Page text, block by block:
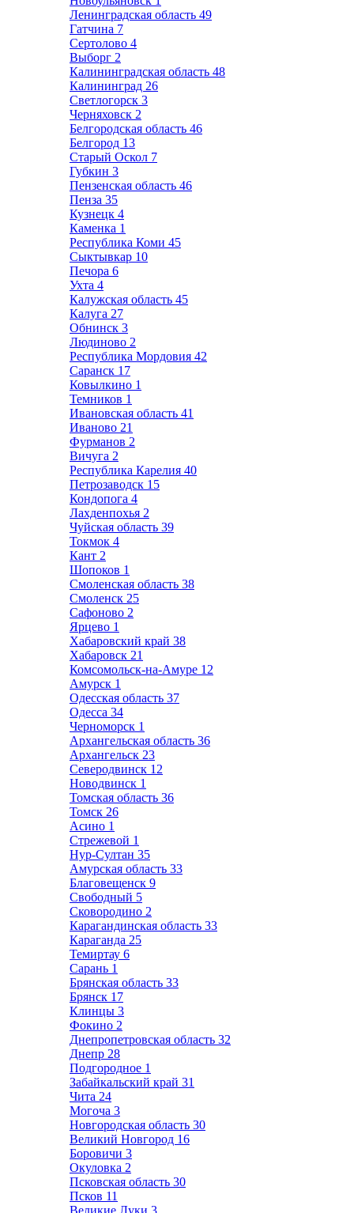
Ленинградская область 49
Гатчина 7
Сертолово 4
Выборг 2
Калининградская область 48
Калининград 26
Светлогорск 3
Черняховск 2
Белгородская область 46
Белгород 13
Старый Оскол 7
Губкин 3
Пензенская область 46
Пенза 35
Кузнецк 4
Каменка 1
Республика Коми 45
Сыктывкар 10
Печора 6
Ухта 4
Калужская область 45
Калуга 27
Обнинск 3
Людиново 2
Республика Мордовия 42
Саранск 17
Ковылкино 1
Темников 1
Ивановская область 41
Иваново 21
Фурманов 2
Вичуга 2
Республика Карелия 40
Петрозаводск 15
Кондопога 4
Лахденпохья 2
Чуйская область 39
Токмок 4
Кант 2
Шопоков 1
Смоленская область 38
Смоленск 25
Сафоново 2
Ярцево 1
Хабаровский край 38
Хабаровск 21
Комсомольск-на-Амуре 12
Амурск 1
Одесская область 37
Одесса 34
Черноморск 1
Архангельская область 36
Архангельск 23
Северодвинск 12
Новодвинск 1
Томская область 36
Томск 26
Асино 1
Стрежевой 1
Нур-Султан 35
Амурская область 33
Благовещенск 9
Свободный 5
Сковородино 2
Карагандинская область 33
Караганда 25
Темиртау 6
Сарань 1
Брянская область 33
Брянск 17
Клинцы 3
Фокино 2
Днепропетровская область 32
Днепр 28
Подгородное 1
Забайкальский край 31
Чита 24
Могоча 3
Новгородская область 30
Великий Новгород 16
Боровичи 3
Окуловка 2
Псковская область 30
Псков 11
Великие Луки 3